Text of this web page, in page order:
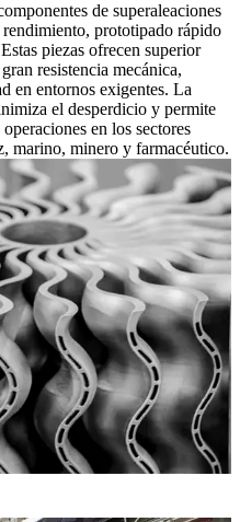
de superaleaciones
prototipado rápido
piezas ofrecen superior
resistencia mecánica,
en entornos exigentes. La
el desperdicio y permite
en los sectores
marino, minero y farmacéutico.